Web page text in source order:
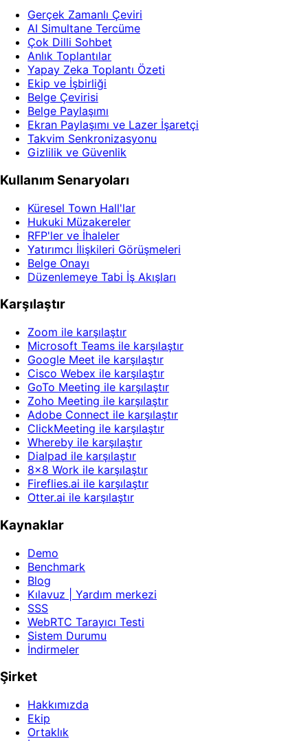
Gerçek Zamanlı Çeviri
AI Simultane Tercüme
Çok Dilli Sohbet
Anlık Toplantılar
Yapay Zeka Toplantı Özeti
Ekip ve İşbirliği
Belge Çevirisi
Belge Paylaşımı
Ekran Paylaşımı ve Lazer İşaretçi
Takvim Senkronizasyonu
Gizlilik ve Güvenlik
Kullanım Senaryoları
Küresel Town Hall'lar
Hukuki Müzakereler
RFP'ler ve İhaleler
Yatırımcı İlişkileri Görüşmeleri
Belge Onayı
Düzenlemeye Tabi İş Akışları
Karşılaştır
Zoom ile karşılaştır
Microsoft Teams ile karşılaştır
Google Meet ile karşılaştır
Cisco Webex ile karşılaştır
GoTo Meeting ile karşılaştır
Zoho Meeting ile karşılaştır
Adobe Connect ile karşılaştır
ClickMeeting ile karşılaştır
Whereby ile karşılaştır
Dialpad ile karşılaştır
8x8 Work ile karşılaştır
Fireflies.ai ile karşılaştır
Otter.ai ile karşılaştır
Kaynaklar
Demo
Benchmark
Blog
Kılavuz | Yardım merkezi
SSS
WebRTC Tarayıcı Testi
Sistem Durumu
İndirmeler
Şirket
Hakkımızda
Ekip
Ortaklık